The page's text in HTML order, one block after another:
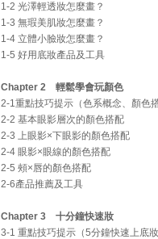
1-2 光澤輕透妝怎麼畫？
1-3 無瑕美肌妝怎麼畫？
1-4 立體小臉妝怎麼畫？
1-5 好用底妝產品及工具
Chapter 2 輕鬆學會玩顏色
2-1重點技巧提示（色系概念、顏色
2-2 基本眼影層次的顏色搭配
2-3 上眼影×下眼影的顏色搭配
2-4 眼影×眼線的顏色搭配
2-5 頰×唇的顏色搭配
2-6產品推薦及工具
Chapter 3 十分鐘快速妝
3-1 重點技巧提示（5分鐘快速上底